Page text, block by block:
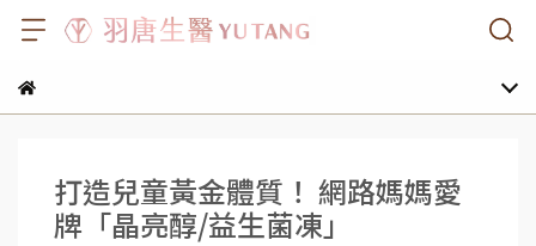
打造兒童黃金體質！ 網路媽媽愛
牌「晶亮醇/益生菌凍」